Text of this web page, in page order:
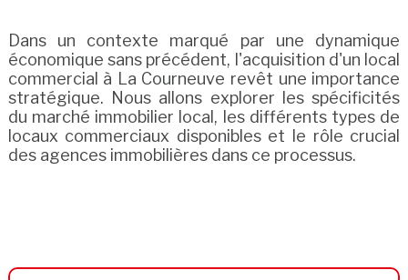
Dans un contexte marqué par une dynamique
économique sans précédent, l'acquisition d'un local
commercial à La Courneuve revêt une importance
stratégique. Nous allons explorer les spécificités
du marché immobilier local, les différents types de
locaux commerciaux disponibles et le rôle crucial
des agences immobilières dans ce processus.